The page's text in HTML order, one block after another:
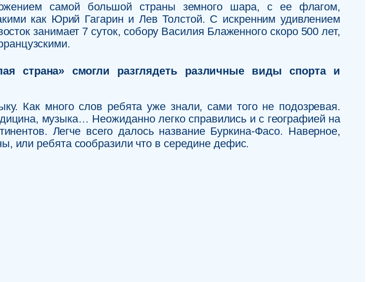
самой большой страны земного шара, с ее флагом,
как Юрий Гагарин и Лев Толстой. С искренним удивлением
занимает 7 суток, собору Василия Блаженного скоро 500 лет,
смогли разглядеть различные виды спорта и
Как много слов ребята уже знали, сами того не подозревая.
музыка… Неожиданно легко справились и с географией на
Легче всего далось название Буркина-Фасо. Наверное,
или ребята сообразили что в середине дефис.